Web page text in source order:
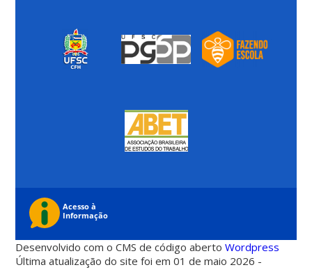
Desenvolvido com o CMS de código abertoWordpress
Última atualização do site foi em 01 de maio 2026 -